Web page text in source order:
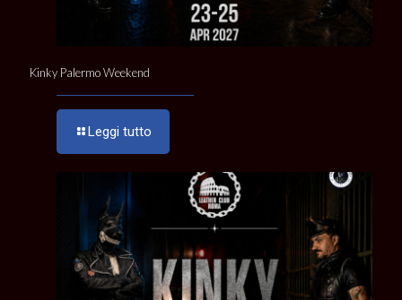
Kinky Palermo Weekend
Leggi tutto